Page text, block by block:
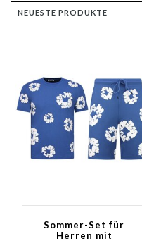
Sommer-Set für
Herren mit